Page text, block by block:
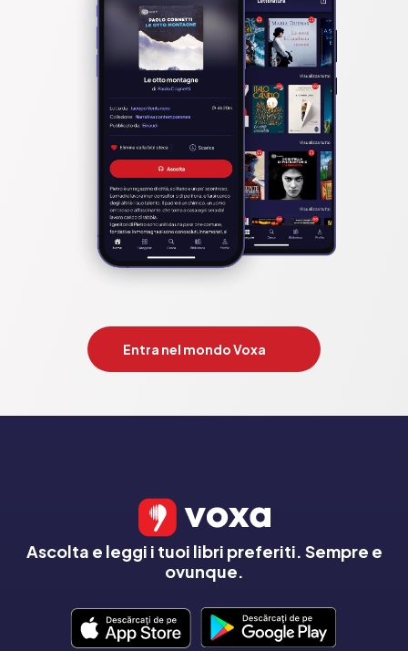
Entra nel mondo Voxa
Ascolta e leggi i tuoi libri preferiti. Sempre e
ovunque.